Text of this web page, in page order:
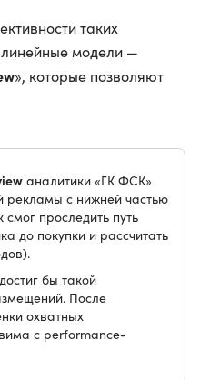
таких
модели —
», которые позволяют
аналитики «ГК ФСК»
рекламы с нижней частью
проследить путь
до покупки и рассчитать
бы такой
После
охватных
с performance-